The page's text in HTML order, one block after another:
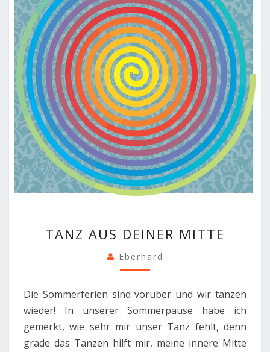
AUS
MITTE
TANZ AUS DEINER MITTE
Eberhard
Die Sommerferien sind vorüber und wir tanzen
wieder! In unserer Sommerpause habe ich
gemerkt, wie sehr mir unser Tanz fehlt, denn
grade das Tanzen hilft mir, meine innere Mitte